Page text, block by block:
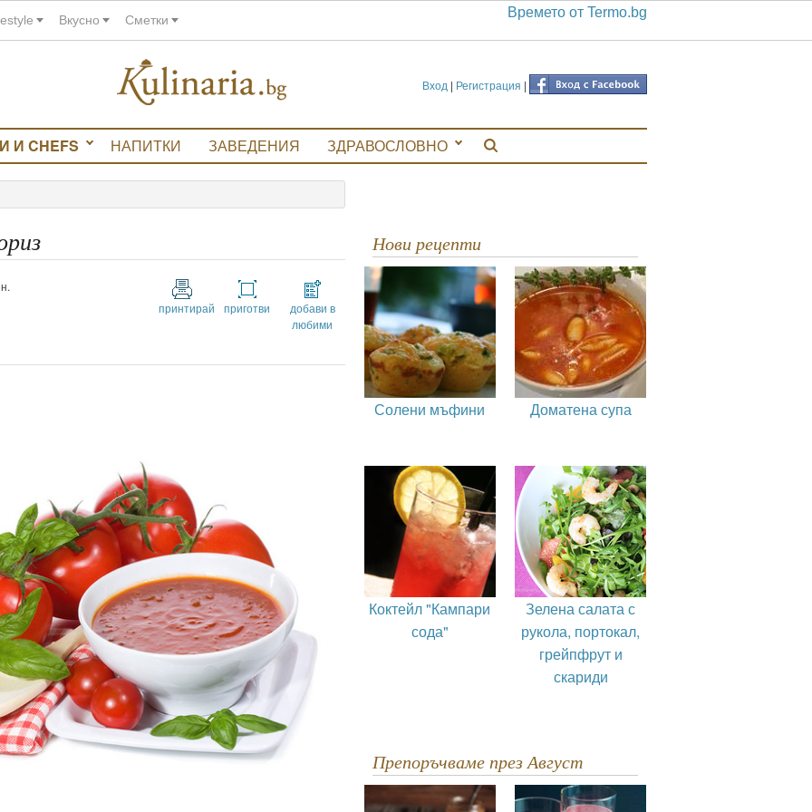
Вкусно Сметки Времето от Termo.bg
Вход | Регистрация |
И CHEFS НАПИТКИ ЗАВЕДЕНИЯ ЗДРАВОСЛОВНО
принтирай приготви
добави в
любими
Нови рецепти
Солени мъфини Доматена супа
Коктейл "Кампари
сода"
Зелена салата с
рукола, портокал,
грейпфрут и
скариди
Препоръчваме през Август